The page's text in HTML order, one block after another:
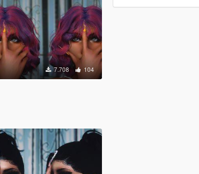
7.708 104